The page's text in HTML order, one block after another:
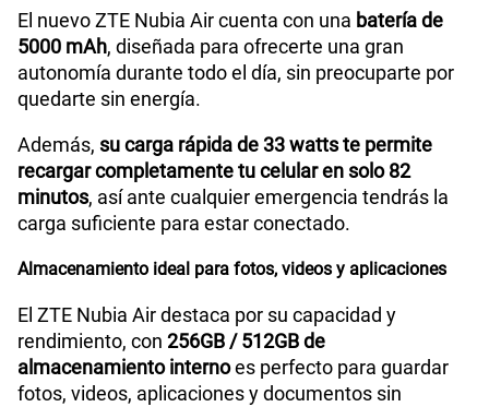
Compatibilidad con eSIM
El nuevo ZTE Nubia Air cuenta con una batería de
5000 mAh, diseñada para ofrecerte una gran
autonomía durante todo el día, sin preocuparte por
quedarte sin energía.
Además, su carga rápida de 33 watts te permite
recargar completamente tu celular en solo 82
minutos, así ante cualquier emergencia tendrás la
carga suficiente para estar conectado.
Almacenamiento ideal para fotos, videos y aplicaciones
El ZTE Nubia Air destaca por su capacidad y
rendimiento, con 256GB / 512GB de
almacenamiento internoes perfecto para guardar
fotos, videos, aplicaciones y documentos sin